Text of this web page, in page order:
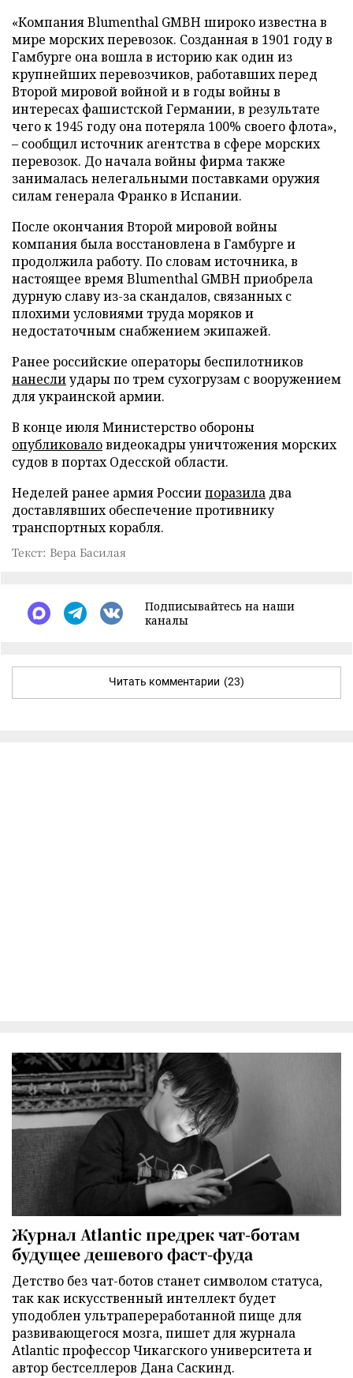
«Компания Blumenthal GMBH широко известна в
мире морских перевозок. Созданная в 1901 году в
Гамбурге она вошла в историю как один из
крупнейших перевозчиков, работавших перед
Второй мировой войной и в годы войны в
интересах фашистской Германии, в результате
чего к 1945 году она потеряла 100% своего флота»,
– сообщил источник агентства в сфере морских
перевозок. До начала войны фирма также
занималась нелегальными поставками оружия
силам генерала Франко в Испании.
После окончания Второй мировой войны
компания была восстановлена в Гамбурге и
продолжила работу. По словам источника, в
настоящее время Blumenthal GMBH приобрела
дурную славу из-за скандалов, связанных с
плохими условиями труда моряков и
недостаточным снабжением экипажей.
Ранее российские операторы беспилотников
нанеслиудары по трем сухогрузам с вооружением
для украинской армии.
В конце июля Министерство обороны
опубликоваловидеокадры уничтожения морских
судов в портах Одесской области.
Неделей ранее армия Россиипоразила два
доставлявших обеспечение противнику
транспортных корабля.
Текст: Вера Басилая
Подписывайтесь на наши
каналы
Читать комментарии (23)
Журнал Atlantic предрек чат-ботам
будущее дешевого фаст-фуда
Детство без чат-ботов станет символом статуса,
так как искусственный интеллект будет
уподоблен ультрапереработанной пище для
развивающегося мозга, пишет для журнала
Atlantic профессор Чикагского университета и
автор бестселлеров Дана Саскинд.